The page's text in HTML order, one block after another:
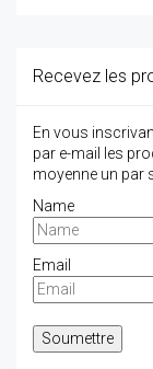
Recevez les
En vous
par e-mail les
moyenne un par
Name
Email